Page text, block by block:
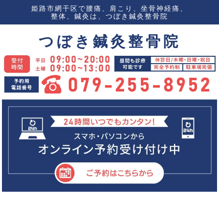
姫路市網干区で腰痛、肩こり、坐骨神経痛、
整体、鍼灸は、つぼき鍼灸整骨院
つぼき鍼灸整骨院